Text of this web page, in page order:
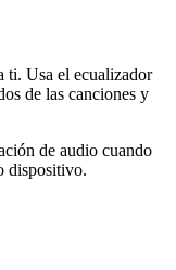
ti. Usa el ecualizador
de las canciones y
de audio cuando
dispositivo.